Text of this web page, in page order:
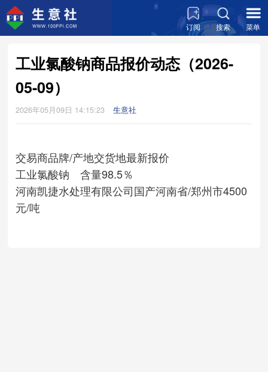
订阅 搜索 菜单
工业氯酸钠商品报价动态（2026-
05-09）
2026年05月09日 14:15:23 生意社
交易商品牌/产地交货地最新报价
工业氯酸钠 含量98.5％
河南凯捷水处理有限公司国产河南省/郑州市4500
元/吨